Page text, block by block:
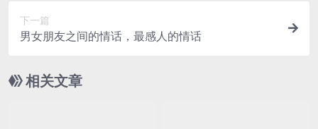
下一篇
男女朋友之间的情话，最感人的情话
相关文章